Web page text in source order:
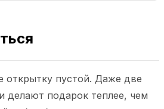
открытку пустой. Даже две
делают подарок теплее, чем